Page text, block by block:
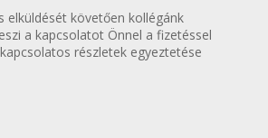
elküldését követően kollégánk
a kapcsolatot Önnel a fizetéssel
részletek egyeztetése